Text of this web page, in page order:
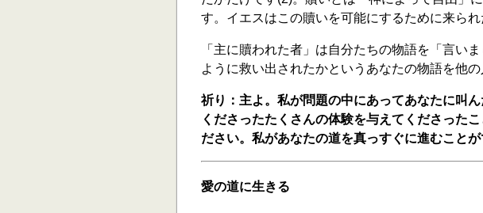
す。イエスはこの贖いを可能にするために来られ
「主に贖われた者」は自分たちの物語を「言い
ように救い出されたかというあなたの物語を他の
祈り：主よ。私が問題の中にあってあなたに叫
くださったたくさんの体験を与えてくださった
ださい。私があなたの道を真っすぐに進むことが
愛の道に生きる